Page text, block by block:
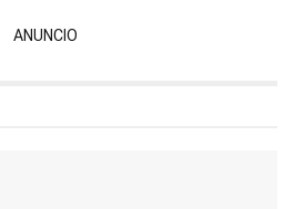
ANUNCIO